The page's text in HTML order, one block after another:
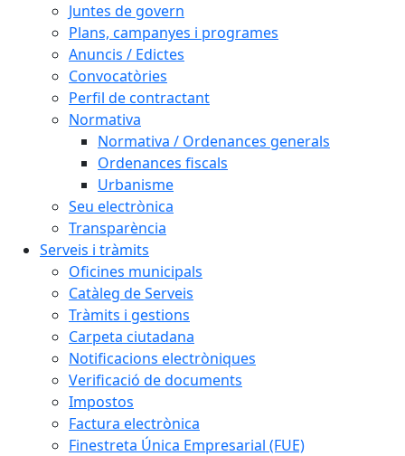
Juntes de govern
Plans, campanyes i programes
Anuncis / Edictes
Convocatòries
Perfil de contractant
Normativa
Normativa / Ordenances generals
Ordenances fiscals
Urbanisme
Seu electrònica
Transparència
Serveis i tràmits
Oficines municipals
Catàleg de Serveis
Tràmits i gestions
Carpeta ciutadana
Notificacions electròniques
Verificació de documents
Impostos
Factura electrònica
Finestreta Única Empresarial (FUE)